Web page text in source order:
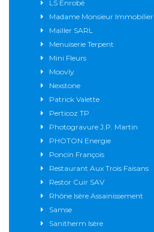
LS Enrobé
Madame Monsieur Immobilier
Mailler SARL
Menuiserie Terpent
Mini Fleurs
Moovly
Nexstone
Patrick Valette
Perticoz TP
Photogravure J.P. Martin
PHOTON Energie
Poncin François
Restaurant Aux Trois Faisans
Restor Cuir SAV
Rhône Isère Assainissement
Samse
Sanitherm Isère